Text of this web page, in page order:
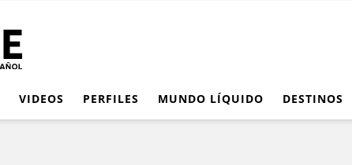
VIDEOS PERFILES MUNDO LÍQUIDO DESTINOS